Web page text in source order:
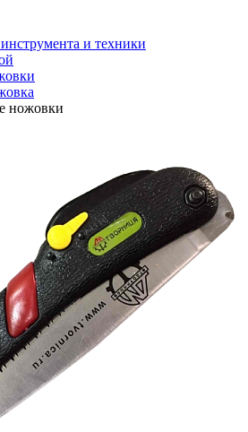
и техники
ножовки